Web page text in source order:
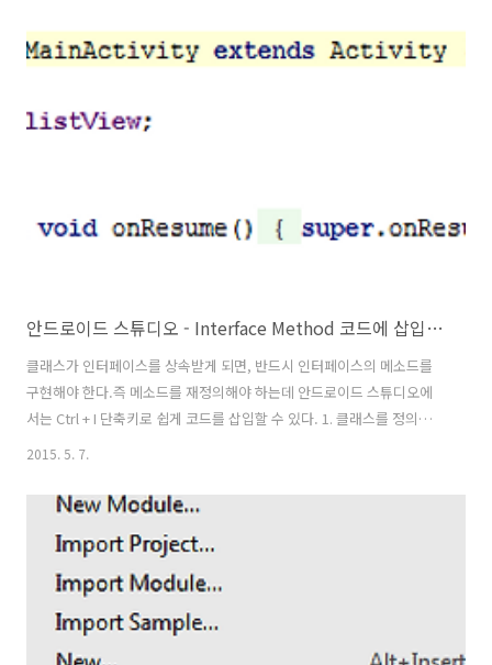
뮬레이터가 실행됩니다. 4. 윈도우즈의 작업관리자(Task Manager)를
실행하여, 프로세스 탭으로이동하여 emulator-x86.exe 프로세스를 찾
우스 오른쪽을 클릭 후 팝업 메뉴에서 속성을 클릭합니다. 6. 속성 화면에
서 안드로이드 SDK의 위치를 ..
안드로이드 스튜디오 - Interface Method 코드에 삽입하기
클래스가 인터페이스를 상속받게 되면, 반드시 인터페이스의 메소드를
구현해야 한다.즉 메소드를 재정의해야 하는데 안드로이드 스튜디오에
서는 Ctrl + I 단축키로 쉽게 코드를 삽입할 수 있다. 1. 클래스를 정의한
가 표시됩니다. 3. Ctrl + I 단축키를 입력하면 구현해야 할 인터페이스의
래의 코드와 같이 public void onClick(View v) 메소드 코드가 추가됩니
다. 이제 클릭 이벤트에 대한 기능을 구현하면 됩니다. ※ 안드로이드 스
튜디오의 Code > Implement Methods..
2015. 5. 7.